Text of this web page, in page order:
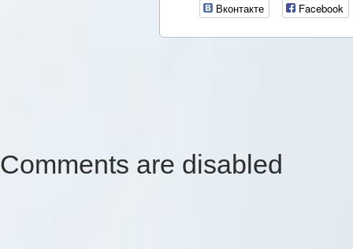
Вконтакте Facebook
Comments are disabled